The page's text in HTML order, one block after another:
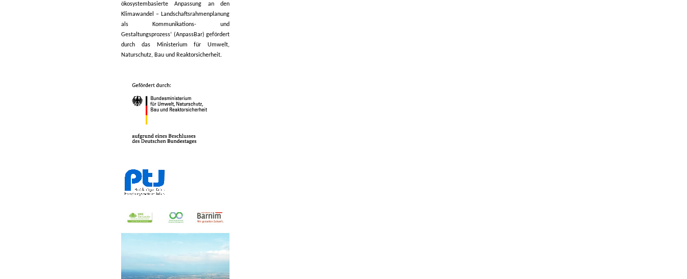
ökosystembasierte Anpassung an den
Klimawandel – Landschaftsrahmenplanung
als Kommunikations- und
Gestaltungsprozess‘ (AnpassBar) gefördert
durch das Ministerium für Umwelt,
Naturschutz, Bau und Reaktorsicherheit.